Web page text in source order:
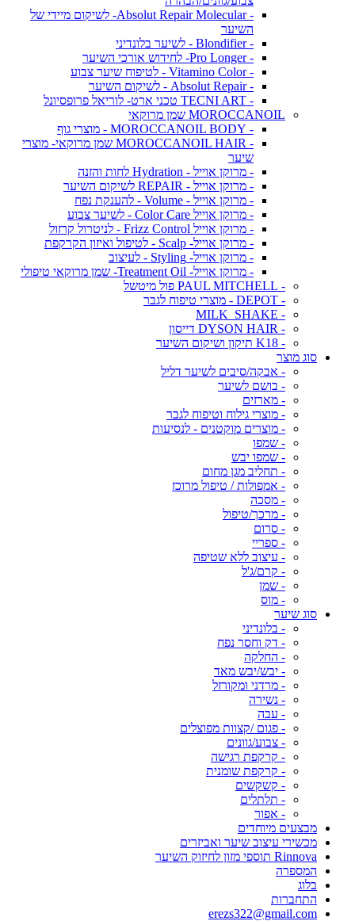
- Absolut Repair Molecular- לשיקום מיידי של
השיער
- Blondifier - לשיער בלונדיני
- Pro Longer- לחידוש אורכי השיער
- Vitamino Color - לטיפוח שיער צבוע
- Absolut Repair - לשיקום השיער
- TECNI ART טכני ארט- לוריאל פרופסיונל
MOROCCANOIL שמן מרוקאי
- MOROCCANOIL BODY - מוצרי גוף
- MOROCCANOIL HAIR שמן מרוקאי- מוצרי
שיער
- מרוקן אוייל - Hydration לחות והזנה
- מרוקן אוייל - REPAIR לשיקום השיער
- מרוקן אוייל - Volume - להענקת נפח
- מרוקן אוייל Color Care - לשיער צבוע
- מרוקן אוייל Frizz Control - לניטרול קרזול
- מרוקן אוייל- Scalp - לטיפול ואיזון הקרקפת
- מרוקן אוייל- Styling - לעיצוב
- מרוקן אוייל- Treatment Oil- שמן מרוקאי טיפולי
- PAUL MITCHELL פול מיטשל
- DEPOT - מוצרי טיפוח לגבר
- MILK_SHAKE
- DYSON HAIR דייסון
- K18 תיקון ושיקום השיער
סוג מוצר
- אבקה/סיבים לשיער דליל
- בושם לשיער
- מארזים
- מוצרי גילוח וטיפוח לגבר
- מוצרים מוקטנים - לנסיעות
- שמפו
- שמפו יבש
- תחליב מגן מחום
- אמפולות / טיפול מרוכז
- מסכה
- מרכך/טיפול
- סרום
- ספריי
- עיצוב ללא שטיפה
- קרם/ג'ל
- שמן
- מוס
סוג שיער
- בלונדיני
- דק וחסר נפח
- החלקה
- יבש/יבש מאד
- מרדני ומקורזל
- נשירה
- עבה
- פגום /קצוות מפוצלים
- צבוע/גוונים
- קרקפת רגישה
- קרקפת שומנית
- קשקשים
- תלתלים
- אפור
מבצעים מיוחדים
מכשירי עיצוב שיער ואביזרים
Rinnova תוספי מזון לחיזוק השיער
המספרה
בלוג
התחברות
erezs322@gmail.com